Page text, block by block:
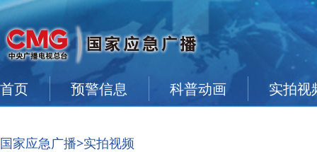
首页 预警信息 科普动画 实拍视
国家应急广播>实拍视频